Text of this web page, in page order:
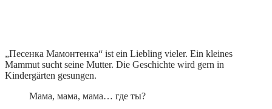
„Песенка Мамонтенка“ ist ein Liebling vieler. Ein kleines
Mammut sucht seine Mutter. Die Geschichte wird gern in
Kindergärten gesungen.
Мама, мама, мама… где ты?